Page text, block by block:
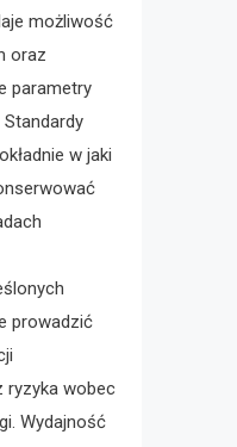
możliwość
oraz
parametry
w jaki
prowadzić
ryzyka wobec
Wydajność